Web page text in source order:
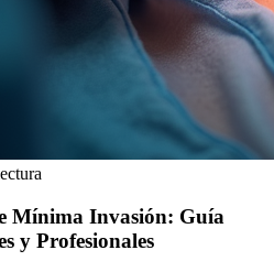
Mínima Invasión: Guía
y Profesionales